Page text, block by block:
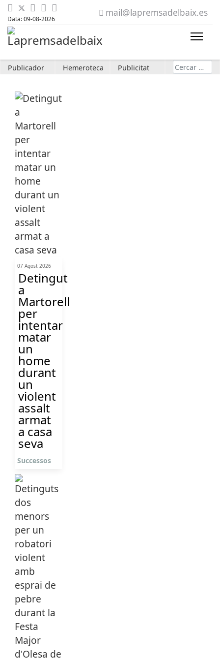
Data: 09-08-2026
mail@lapremsadelbaix.es
Publicador Hemeroteca Publicitat Cerca
07 Agost 2026
Detingut
a
Martorell
per
intentar
matar
un
home
durant
un
violent
assalt
armat
a casa
seva
Successos